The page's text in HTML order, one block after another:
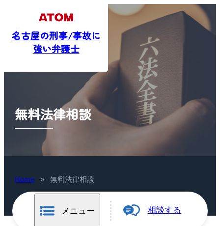
名古屋の刑事/事故に
無料法律相談
Home » 無料法律相談
メニュー 相談する